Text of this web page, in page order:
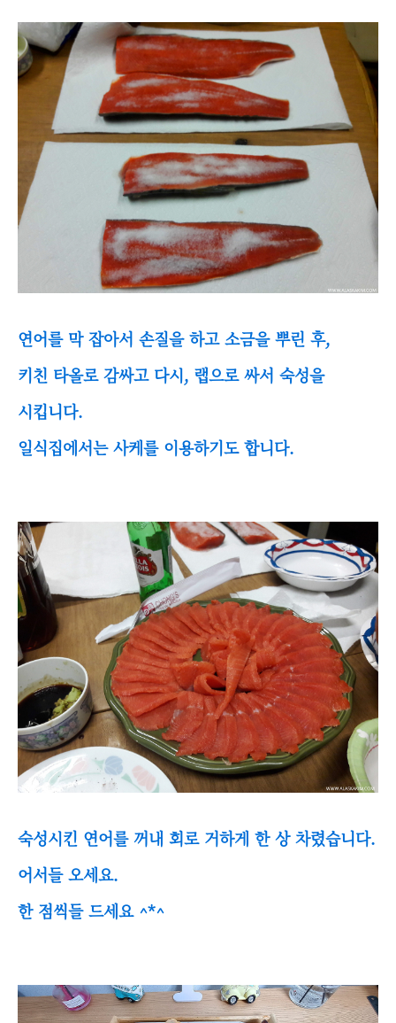
연어를 막 잡아서 손질을 하고 소금을 뿌린 후,
키친 타올로 감싸고 다시, 랩으로 싸서 숙성을
시킵니다.
일식집에서는 사케를 이용하기도 합니다.
숙성시킨 연어를 꺼내 회로 거하게 한 상 차렸습니다.
어서들 오세요.
한 점씩들 드세요 ^*^